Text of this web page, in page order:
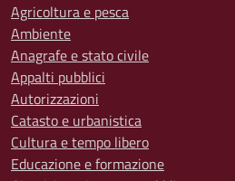
Agricoltura e pesca
Ambiente
Anagrafe e stato civile
Appalti pubblici
Autorizzazioni
Catasto e urbanistica
Cultura e tempo libero
Educazione e formazione